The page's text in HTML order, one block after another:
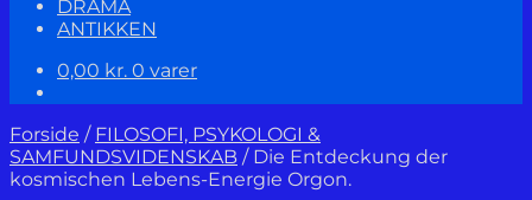
DRAMA
ANTIKKEN
0,00 kr. 0 varer
Forside / FILOSOFI, PSYKOLOGI &
SAMFUNDSVIDENSKAB / Die Entdeckung der
kosmischen Lebens-Energie Orgon.